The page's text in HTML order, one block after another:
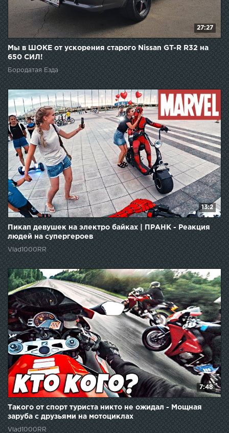
27:27
Мы в ШОКЕ от ускорения старого Nissan GT-R R32 на
650 СИЛ!
Бородатая Езда
13:2
Пикап девушек на электро байках | ПРАНК - Реакция
людей на супергероев
Vlad1000RR
7:48
Такого от спорт туриста никто не ожидал - Мощная
заруба с друзьями на мотоциклах
Vlad1000RR